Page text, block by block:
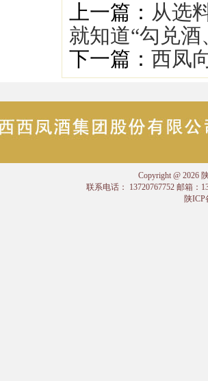
上一篇： 从选
就知道“勾兑
下一篇： 西凤
Copyright @ 2026
联系电话： 13720767752 邮箱：
陕ICP